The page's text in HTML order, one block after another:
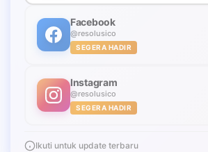
Facebook
@resolusico
SEGERA HADIR
Instagram
@resolusico
SEGERA HADIR
Ikuti untuk update terbaru